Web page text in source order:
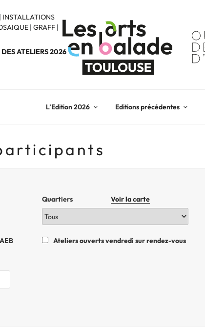
| INSTALLATIONS
| GRAFF |
DES ATELIERS 2026
L’Edition 2026 Editions précédentes
Quartiers Voir la carte
Ateliers ouverts vendredi sur rendez-vous